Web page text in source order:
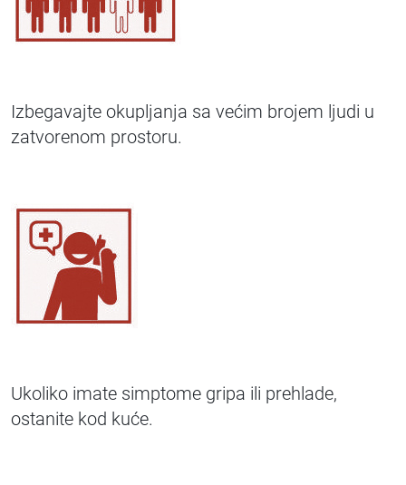
Izbegavajte okupljanja sa većim brojem ljudi u
zatvorenom prostoru.
Ukoliko imate simptome gripa ili prehlade,
ostanite kod kuće.